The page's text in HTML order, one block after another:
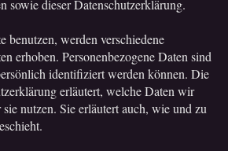
sowie dieser Datenschutzerklärung.
benutzen, werden verschiedene
erhoben. Personenbezogene Daten sind
identifiziert werden können. Die
erläutert, welche Daten wir
nutzen. Sie erläutert auch, wie und zu